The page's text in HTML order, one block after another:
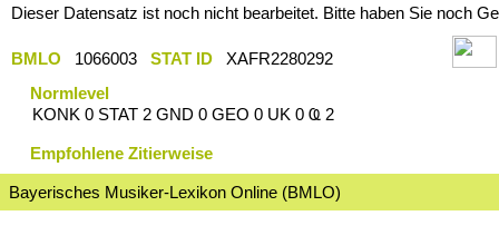
Dieser Datensatz ist noch nicht bearbeitet. Bitte haben Sie noch
BMLO 1066003 STAT ID
XAFR2280292
Normlevel
KONK 0 STAT 2 GND 0 GEO 0 UK 0 Ҩ 2
Empfohlene Zitierweise
Bayerisches Musiker-Lexikon Online (BMLO)